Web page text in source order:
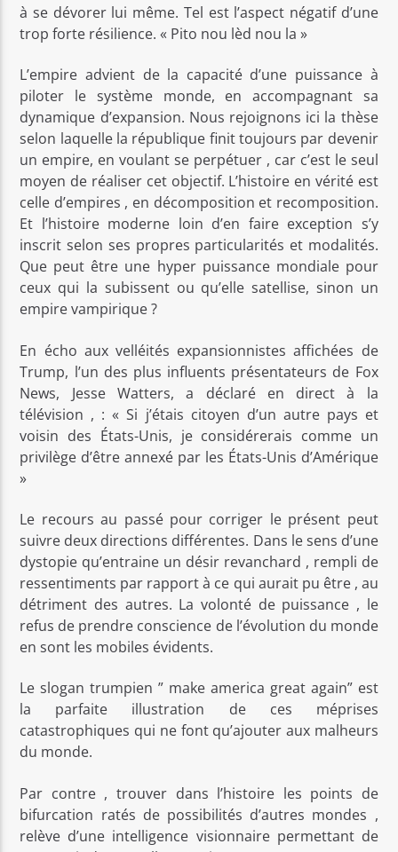
à se dévorer lui même. Tel est l’aspect négatif d’une
trop forte résilience. « Pito nou lèd nou la »
L’empire advient de la capacité d’une puissance à
piloter le système monde, en accompagnant sa
dynamique d’expansion. Nous rejoignons ici la thèse
selon laquelle la république finit toujours par devenir
un empire, en voulant se perpétuer , car c’est le seul
moyen de réaliser cet objectif. L’histoire en vérité est
celle d’empires , en décomposition et recomposition.
Et l’histoire moderne loin d’en faire exception s’y
inscrit selon ses propres particularités et modalités.
Que peut être une hyper puissance mondiale pour
ceux qui la subissent ou qu’elle satellise, sinon un
empire vampirique ?
En écho aux velléités expansionnistes affichées de
Trump, l’un des plus influents présentateurs de Fox
News, Jesse Watters, a déclaré en direct à la
télévision , : « Si j’étais citoyen d’un autre pays et
voisin des États-Unis, je considérerais comme un
privilège d’être annexé par les États-Unis d’Amérique
»
Le recours au passé pour corriger le présent peut
suivre deux directions différentes. Dans le sens d’une
dystopie qu’entraine un désir revanchard , rempli de
ressentiments par rapport à ce qui aurait pu être , au
détriment des autres. La volonté de puissance , le
refus de prendre conscience de l’évolution du monde
en sont les mobiles évidents.
Le slogan trumpien ” make america great again” est
la parfaite illustration de ces méprises
catastrophiques qui ne font qu’ajouter aux malheurs
du monde.
Par contre , trouver dans l’histoire les points de
bifurcation ratés de possibilités d’autres mondes ,
relève d’une intelligence visionnaire permettant de